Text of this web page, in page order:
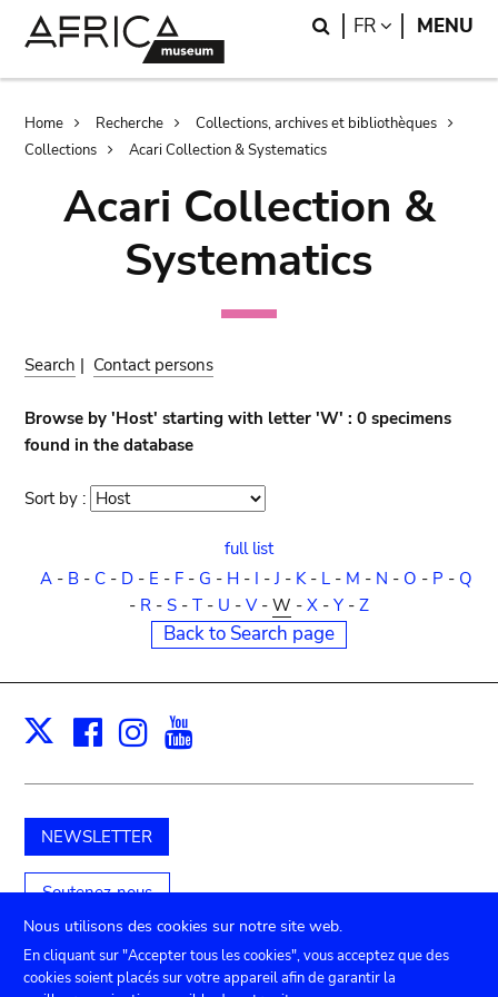
Search
FR LANGUAGE
MENU
Breadcrumb
Home Recherche
Collections, archives et bibliothèques
Collections
Acari Collection & Systematics
Acari Collection &
Systematics
Search | Contact persons
Browse by 'Host' starting with letter 'W' : 0 specimens
found in the database
Sort by : Sort
full list
A- B- C- D- E - F- G - H- I -J - K- L- M - N - O - P - Q
- R - S - T - U - V- W - X - Y - Z
Back to Search page
X Facebook
Instagram
NEWSLETTER
Soutenez-nous
Nous utilisons des cookies sur notre site web.
En cliquant sur "Accepter tous les cookies", vous acceptez que des
cookies soient placés sur votre appareil afin de garantir la